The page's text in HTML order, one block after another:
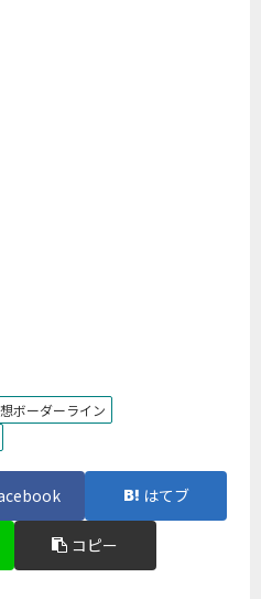
想ボーダーライン
はてブ
コピー